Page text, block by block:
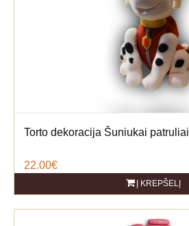
Torto dekoracija Šuniukai patruliai
22.00€
Į KREPŠELĮ